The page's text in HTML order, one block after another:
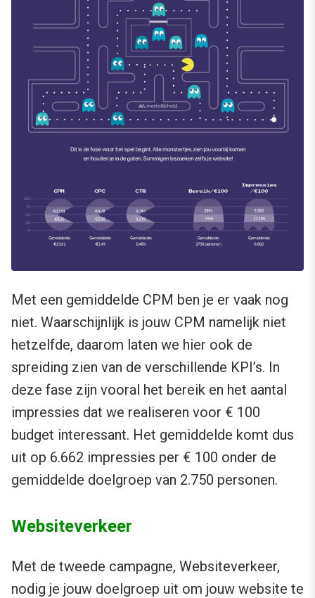
Met een gemiddelde CPM ben je er vaak nog
niet. Waarschijnlijk is jouw CPM namelijk niet
hetzelfde, daarom laten we hier ook de
spreiding zien van de verschillende KPI’s. In
deze fase zijn vooral het bereik en het aantal
impressies dat we realiseren voor € 100
budget interessant. Het gemiddelde komt dus
uit op 6.662 impressies per € 100 onder de
gemiddelde doelgroep van 2.750 personen.
Websiteverkeer
Met de tweede campagne, Websiteverkeer,
nodig je jouw doelgroep uit om jouw website te